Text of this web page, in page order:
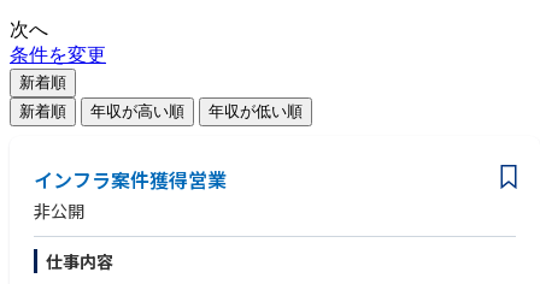
次へ
条件を変更
新着順
新着順
年収が高い順 年収が低い順
インフラ案件獲得営業
非公開
仕事内容